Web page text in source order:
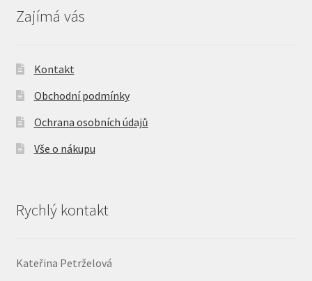
Zajímá vás
Kontakt
Obchodní podmínky
Ochrana osobních údajů
Vše o nákupu
Rychlý kontakt
Kateřina Petrželová